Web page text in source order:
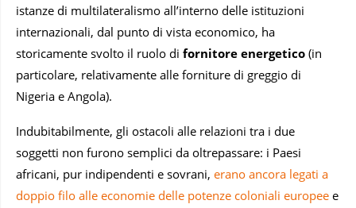
istanze di multilateralismo all’interno delle istituzioni
internazionali, dal punto di vista economico, ha
storicamente svolto il ruolo di fornitore energetico (in
particolare, relativamente alle forniture di greggio di
Nigeria e Angola).
Indubitabilmente, gli ostacoli alle relazioni tra i due
soggetti non furono semplici da oltrepassare: i Paesi
africani, pur indipendenti e sovrani, erano ancora legati a
doppio filo alle economie delle potenze coloniali europee e